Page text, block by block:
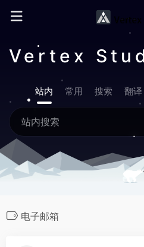
Vertex
站内 常用 搜索 翻译
电子邮箱